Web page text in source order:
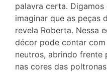
palavra certa.
imaginar que as peças
revela Roberta. Nessa
décor pode contar
neutros, abrindo frente
nas cores das